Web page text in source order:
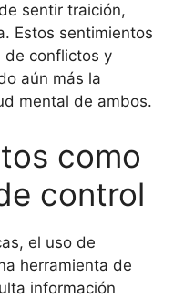
sentir traición,
Estos sentimientos
de conflictos y
aún más la
mental de ambos.
como
control
el uso de
herramienta de
información